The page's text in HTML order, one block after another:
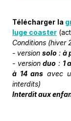
Télécharger la
luge coaster
Conditions (hiver
- version solo : à
- versionduo : 1
à 14 ans avec
interdits)
Interdit aux